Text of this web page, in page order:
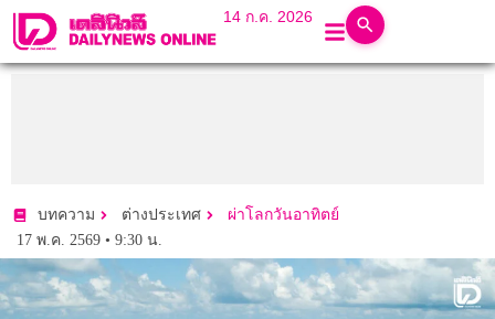
14 ก.ค. 2026
บทความ ต่างประเทศ
ผ่าโลกวันอาทิตย์
17 พ.ค. 2569 • 9:30 น.